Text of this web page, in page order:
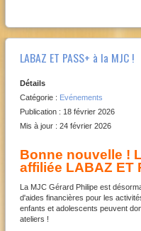
LABAZ ET PASS+ à la MJC !
Détails
Catégorie : Evénements
Publication : 18 février 2026
Mis à jour : 24 février 2026
Bonne nouvelle !
affiliée LABAZ ET
La MJC Gérard Philipe est
d'aides financières pour les
enfants et adolescents peuvent
ateliers !